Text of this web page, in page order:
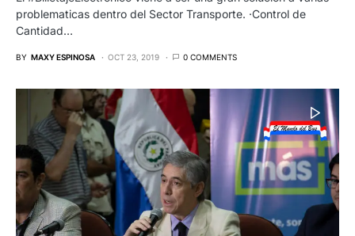
problematicas dentro del Sector Transporte. ·Control de
Cantidad…
BY MAXY ESPINOSA OCT 23, 2019 0 COMMENTS